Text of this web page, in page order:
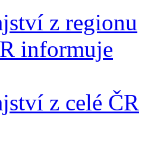
z regionu
informuje
z celé ČR